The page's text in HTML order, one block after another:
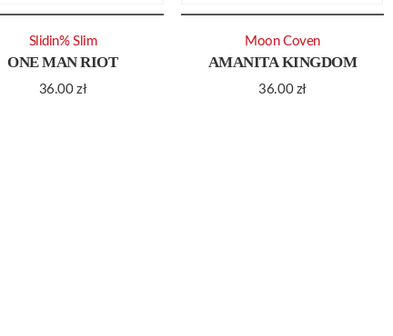
ONE MAN RIOT
36.00zł
Slidin% Slim
AMANITA KINGDOM
36.00 zł
Moon Coven